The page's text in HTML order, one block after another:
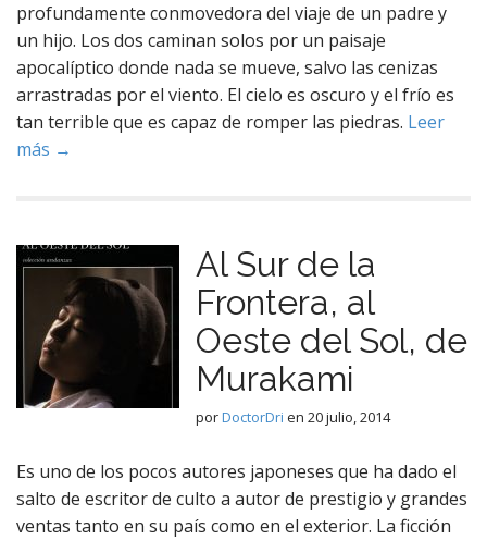
profundamente conmovedora del viaje de un padre y
un hijo. Los dos caminan solos por un paisaje
apocalíptico donde nada se mueve, salvo las cenizas
arrastradas por el viento. El cielo es oscuro y el frío es
tan terrible que es capaz de romper las piedras. Leer
más →
Al Sur de la
Frontera, al
Oeste del Sol, de
Murakami
porDoctorDri en 20 julio, 2014
Es uno de los pocos autores japoneses que ha dado el
salto de escritor de culto a autor de prestigio y grandes
ventas tanto en su país como en el exterior. La ficción